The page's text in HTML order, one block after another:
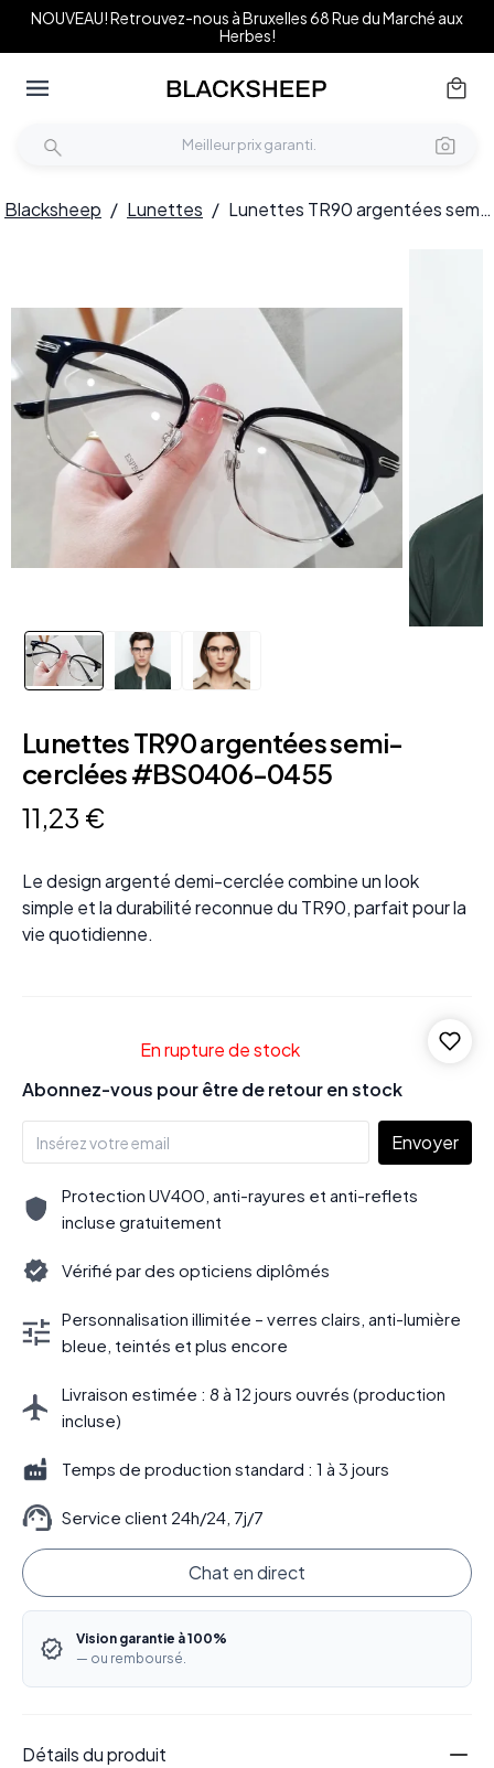
NOUVEAU! Retrouvez-nous à Bruxelles 68 Rue du Marché aux
Herbes!
Blacksheep / Lunettes / Lunettes TR90 argentées semi-cerclées #BS0406-0455
Lunettes TR90 argentées semi-
cerclées #BS0406-0455
11,23 €
Le design argenté demi-cerclée combine un look
simple et la durabilité reconnue du TR90, parfait pour la
vie quotidienne.
En rupture de stock
Abonnez-vous pour être de retour en stock
Envoyer
Protection UV400, anti-rayures et anti-reflets
incluse gratuitement
Vérifié par des opticiens diplômés
Personnalisation illimitée – verres clairs, anti-lumière
bleue, teintés et plus encore
Livraison estimée : 8 à 12 jours ouvrés (production
incluse)
Temps de production standard : 1 à 3 jours
Service client 24h/24, 7j/7
Chat en direct
Vision garantie à 100%
— ou remboursé.
Détails du produit